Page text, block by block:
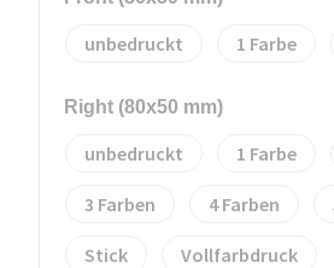
unbedruckt 1
Right (80x50 mm)
unbedruckt 1
3 4
Stick Vollfarbdruck